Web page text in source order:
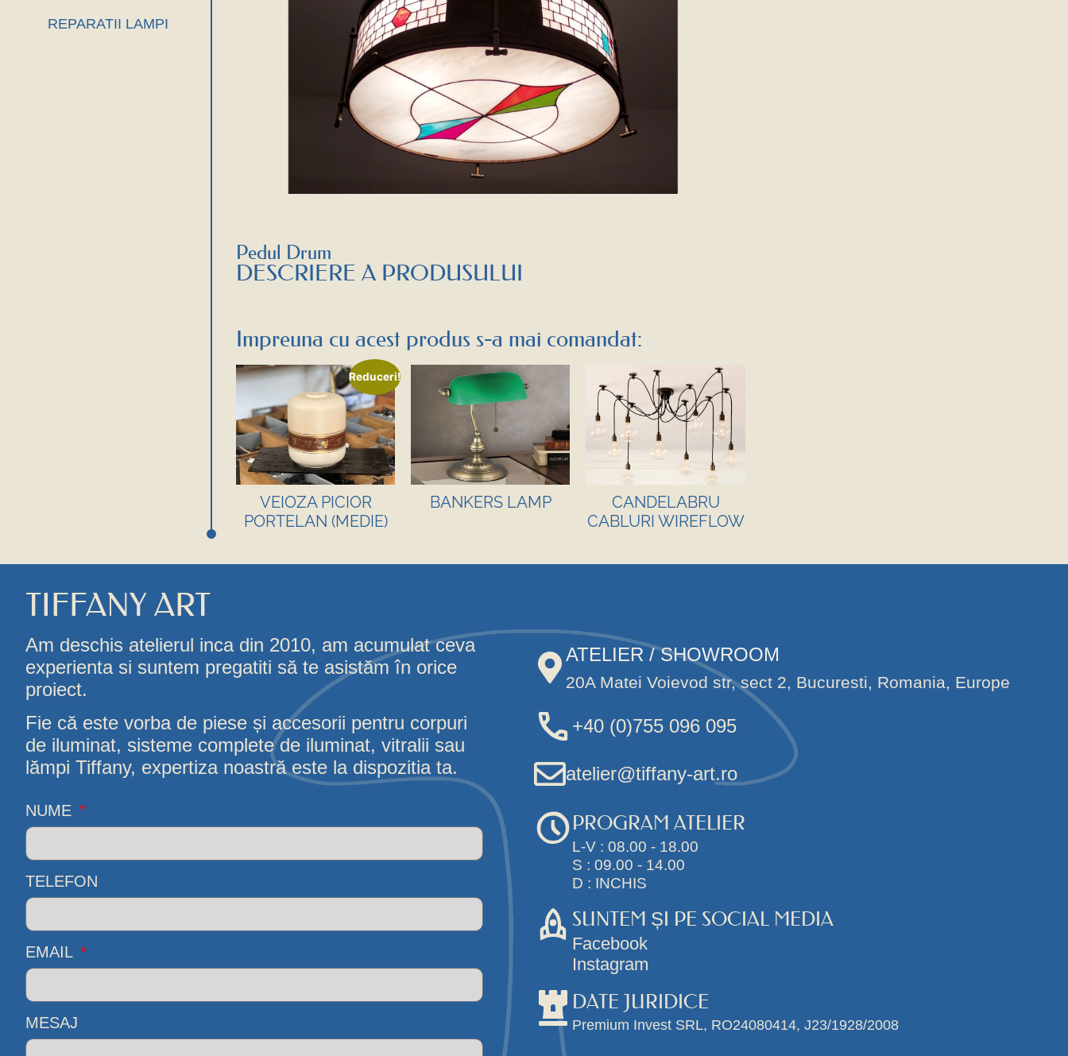
REPARATII LAMPI
Pedul Drum
DESCRIERE A PRODUSULUI
Impreuna cu acest produs s-a mai comandat:
Reduceri!
VEIOZA PICIOR
PORTELAN (MEDIE)
BANKERS LAMP
CANDELABRU
CABLURI WIREFLOW
TIFFANY ART
Am deschis atelierul inca din 2010, am acumulat ceva
experienta si suntem pregatiti să te asistăm în orice
proiect.
Fie că este vorba de piese și accesorii pentru corpuri
de iluminat, sisteme complete de iluminat, vitralii sau
lămpi Tiffany, expertiza noastră este la dispozitia ta.
NUME
TELEFON
EMAIL
MESAJ
ATELIER / SHOWROOM
20A Matei Voievod str, sect 2, Bucuresti, Romania, Europe
+40 (0)755 096 095
atelier@tiffany-art.ro
PROGRAM ATELIER
L-V : 08.00 - 18.00
S : 09.00 - 14.00
D : INCHIS
SUNTEM ȘI PE SOCIAL MEDIA
Facebook
Instagram
DATE JURIDICE
Premium Invest SRL, RO24080414, J23/1928/2008